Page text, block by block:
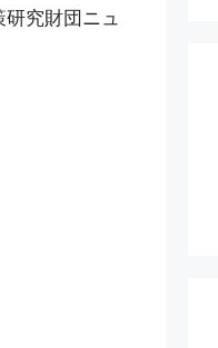
研究財団ニュ